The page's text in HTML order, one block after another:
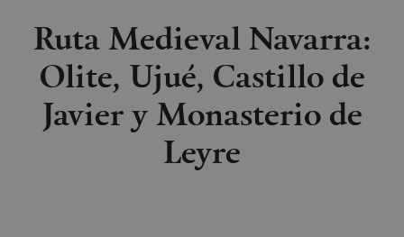
Ruta Medieval Navarra:
Olite, Ujué, Castillo de
Javier y Monasterio de
Leyre